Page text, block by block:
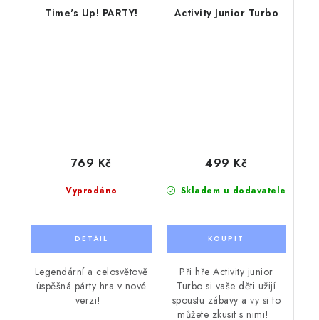
Time's Up! PARTY!
Vyprodáno
769 Kč
Legendární a celosvětově
úspěšná párty hra v nové
verzi!
Activity Junior Turbo
Skladem u dodavatele
499 Kč
Při hře Activity junior
Turbo si vaše děti užijí
spoustu zábavy a vy si to
můžete zkusit s nimi!